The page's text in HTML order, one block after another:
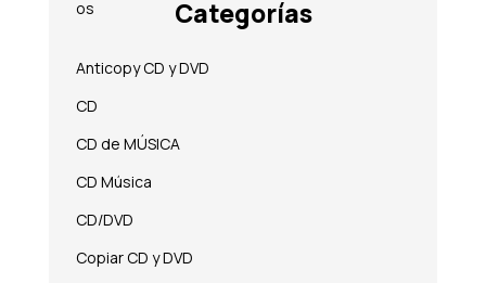
Categorías
Anticopy CD y DVD
CD
CD de MÚSICA
CD Música
CD/DVD
Copiar CD y DVD